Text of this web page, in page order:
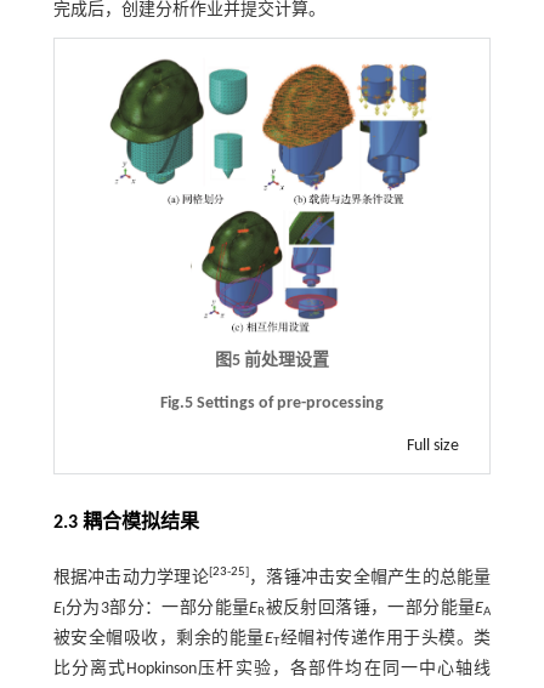
完成后，创建分析作业并提交计算。
图5 前处理设置
Fig.5 Settings of pre-processing
Full size
2.3 耦合模拟结果
根据冲击动力学理论[23-25]，落锤冲击安全帽产生的总能量
E 分为3部分：一部分能量ER被反射回落锤，一部分能量EA
被安全帽吸收，剩余的能量ET经帽衬传递作用于头模。类
比分离式Hopkinson压杆实验，各部件均在同一中心轴线